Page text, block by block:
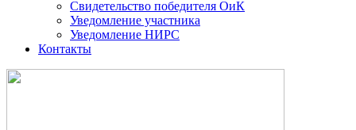
Свидетельство победителя ОиК
Уведомление участника
Уведомление НИРС
Контакты